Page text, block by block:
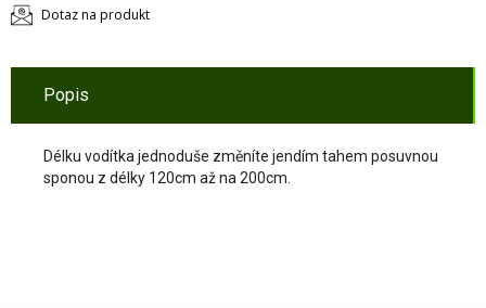
Dotaz na produkt
Popis
Délku vodítka jednoduše změníte jendím tahem posuvnou
sponou z délky 120cm až na 200cm.